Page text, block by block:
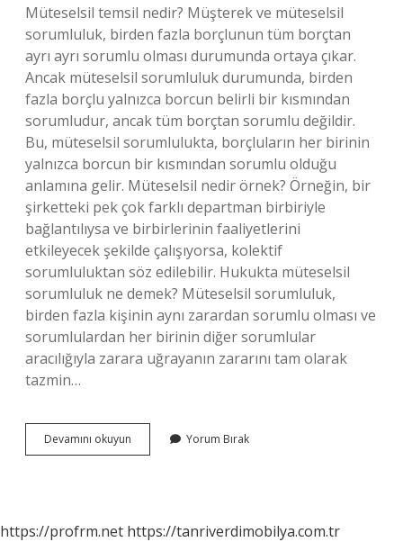
Müteselsil temsil nedir? Müşterek ve müteselsil
sorumluluk, birden fazla borçlunun tüm borçtan
ayrı ayrı sorumlu olması durumunda ortaya çıkar.
Ancak müteselsil sorumluluk durumunda, birden
fazla borçlu yalnızca borcun belirli bir kısmından
sorumludur, ancak tüm borçtan sorumlu değildir.
Bu, müteselsil sorumlulukta, borçluların her birinin
yalnızca borcun bir kısmından sorumlu olduğu
anlamına gelir. Müteselsil nedir örnek? Örneğin, bir
şirketteki pek çok farklı departman birbiriyle
bağlantılıysa ve birbirlerinin faaliyetlerini
etkileyecek şekilde çalışıyorsa, kolektif
sorumluluktan söz edilebilir. Hukukta müteselsil
sorumluluk ne demek? Müteselsil sorumluluk,
birden fazla kişinin aynı zarardan sorumlu olması ve
sorumlulardan her birinin diğer sorumlular
aracılığıyla zarara uğrayanın zararını tam olarak
tazmin…
Devamını okuyun Müteselsil
Temsil
Yorum Bırak
https://profrm.net https://tanriverdimobilya.com.tr